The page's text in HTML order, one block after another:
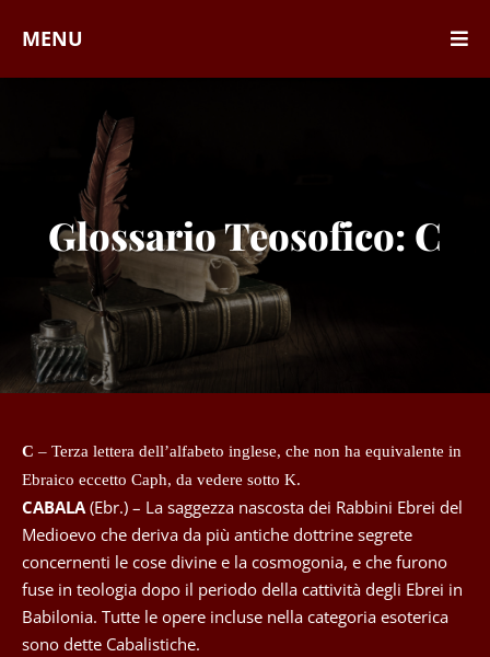
MENU
Glossario Teosofico: C
C – Terza lettera dell’alfabeto inglese, che non ha equivalente in
Ebraico eccetto Caph, da vedere sotto K.
CABALA (Ebr.) – La saggezza nascosta dei Rabbini Ebrei del
Medioevo che deriva da più antiche dottrine segrete
concernenti le cose divine e la cosmogonia, e che furono
fuse in teologia dopo il periodo della cattività degli Ebrei in
Babilonia. Tutte le opere incluse nella categoria esoterica
sono dette Cabalistiche.